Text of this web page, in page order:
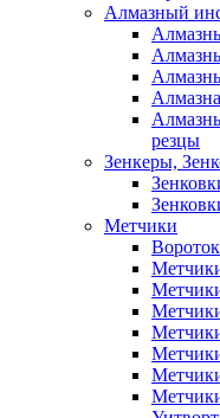
Алмазный
резцы
Зенкеры,
Метчики